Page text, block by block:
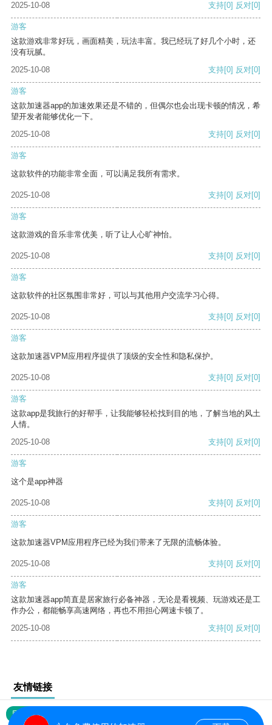
2025-10-08
支持[0] 反对[0]
游客
这款游戏非常好玩，画面精美，玩法丰富。我已经玩了好几个小时，还
没有玩腻。
2025-10-08
支持[0] 反对[0]
游客
这款加速器app的加速效果还是不错的，但偶尔也会出现卡顿的情况，希
望开发者能够优化一下。
2025-10-08
支持[0] 反对[0]
游客
这款软件的功能非常全面，可以满足我所有需求。
2025-10-08 支持[0] 反对[0]
游客
这款游戏的音乐非常优美，听了让人心旷神怡。
2025-10-08 支持[0] 反对[0]
游客
这款软件的社区氛围非常好，可以与其他用户交流学习心得。
2025-10-08 支持[0] 反对[0]
游客
这款加速器VPM应用程序提供了顶级的安全性和隐私保护。
2025-10-08 支持[0] 反对[0]
游客
这款app是我旅行的好帮手，让我能够轻松找到目的地，了解当地的风土
人情。
2025-10-08
支持[0] 反对[0]
游客
这个是app神器
2025-10-08 支持[0] 反对[0]
游客
这款加速器VPM应用程序已经为我们带来了无限的流畅体验。
2025-10-08 支持[0] 反对[0]
游客
这款加速器app简直是居家旅行必备神器，无论是看视频、玩游戏还是工
作办公，都能畅享高速网络，再也不用担心网速卡顿了。
2025-10-08
支持[0] 反对[0]
友情链接
网站地图